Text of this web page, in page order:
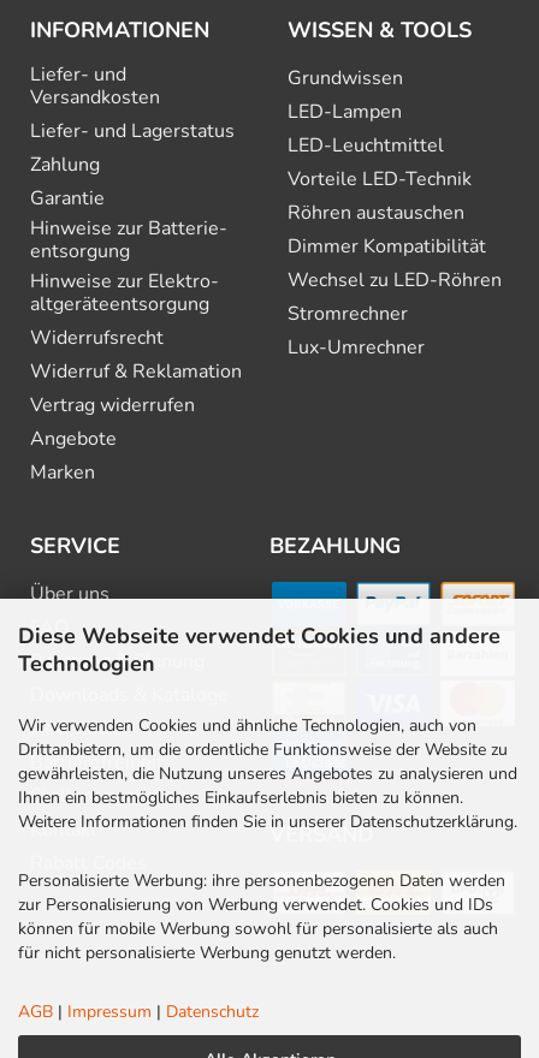
Diese Webseite verwendet Cookies und andere
Technologien
Wir verwenden Cookies und ähnliche Technologien, auch von
Drittanbietern, um die ordentliche Funktionsweise der Website zu
gewährleisten, die Nutzung unseres Angebotes zu analysieren und
Ihnen ein bestmögliches Einkaufserlebnis bieten zu können.
Weitere Informationen finden Sie in unserer Datenschutzerklärung.
Personalisierte Werbung: ihre personenbezogenen Daten werden
zur Personalisierung von Werbung verwendet. Cookies und IDs
können für mobile Werbung sowohl für personalisierte als auch
für nicht personalisierte Werbung genutzt werden.
AGB | Impressum | Datenschutz
INFORMATIONEN
Liefer- und
Versandkosten
Liefer- und Lagerstatus
Zahlung
Garantie
Hinweise zur Batterie­
entsorgung
Hinweise zur Elektro­
altgeräte­entsorgung
Widerrufsrecht
Widerruf & Reklamation
Vertrag widerrufen
Angebote
Marken
WISSEN & TOOLS
Grundwissen
LED-Lampen
LED-Leuchtmittel
Vorteile LED-Technik
Röhren austauschen
Dimmer Kompatibilität
Wechsel zu LED-Röhren
Stromrechner
Lux-Umrechner
SERVICE
Über uns
FAQ
Beratung & Planung
Newsletter
Barrierefreiheit
Stellenangebote
Kontakt
BEZAHLUNG
VERSAND